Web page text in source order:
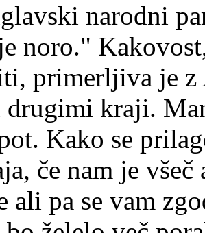
narodni
noro."
primerljiva je
kraji.
Kako se
če nam je
ali pa se vam